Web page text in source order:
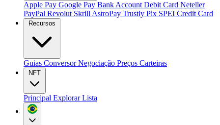
Apple Pay Google Pay Bank Account Debit Card Neteller
PayPal Revolut Skrill AstroPay Trustly Pix SPEI Credit Card
Recursos
Guias ConversorNegociação Preços Carteiras
NFT
Principal ExplorarLista